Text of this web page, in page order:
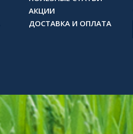
АКЦИИ
ДОСТАВКА И ОПЛАТА